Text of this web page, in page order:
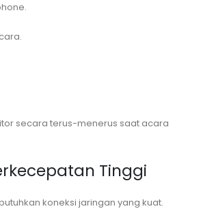
secara terus-menerus saat acara
Tinggi
koneksi jaringan yang kuat.